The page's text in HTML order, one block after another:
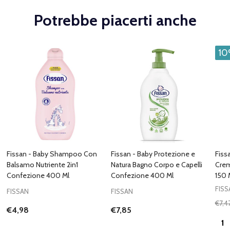
Potrebbe piacerti anche
Fissan - Baby Shampoo Con
Balsamo Nutriente 2in1
Confezione 400 Ml
FISSAN
€4,98
Fissan - Baby Protezione e
Natura Bagno Corpo e Capelli
Confezione 400 Ml
FISSAN
€7,85
150